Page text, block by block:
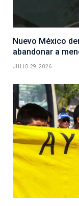
Nuevo México
abandonar a
JULIO 29, 2026